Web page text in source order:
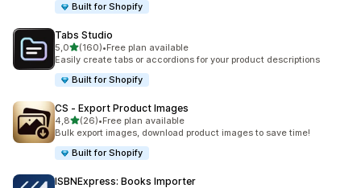
Built for Shopify
Tabs Studio
5,0na 5 gwiazdek
(160)
Łączna liczba recenzji: 160
•Free plan available
Easily create tabs or accordions for your product descriptions
Built for Shopify
CS ‑ Export Product Images
4,8na 5 gwiazdek
(26)
Łączna liczba recenzji: 26
•Free plan available
Bulk export images, download product images to save time!
Built for Shopify
ISBNExpress: Books Importer